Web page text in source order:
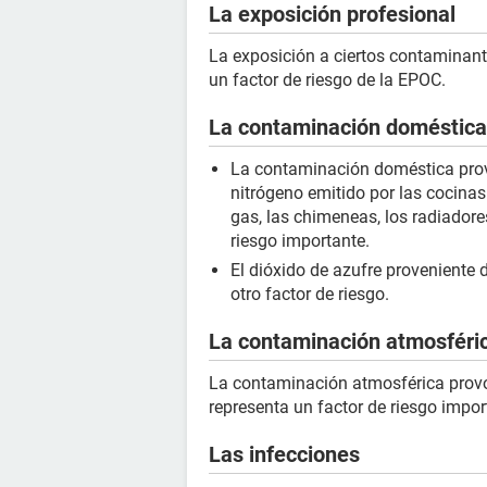
La exposición profesional
La exposición a ciertos
un factor de riesgo de la EPOC.
La contaminación doméstica
La contaminación doméstica
nitrógeno emitido por las
gas, las chimeneas, los
riesgo importante.
El dióxido de azufre proveniente
otro factor de riesgo.
La contaminación
La contaminación atmosférica
representa un factor de riesgo
Las infecciones